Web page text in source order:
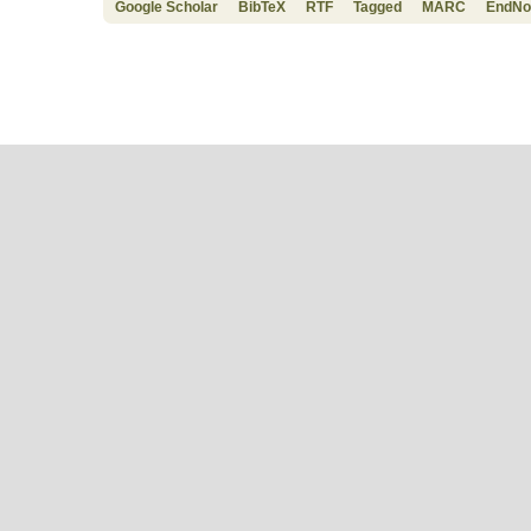
Google Scholar
BibTeX RTF Tagged MARC